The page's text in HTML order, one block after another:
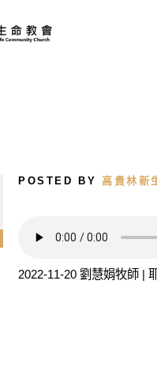
POSTED BY 高貴林新
2022-11-20 劉慧娟牧師 |